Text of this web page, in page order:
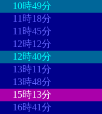
10時49分
11時18分
11時45分
12時12分
12時40分
13時11分
13時48分
15時13分
16時41分